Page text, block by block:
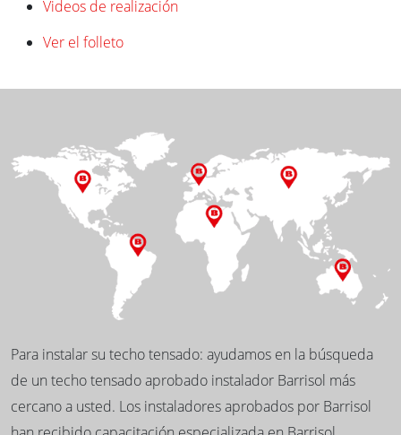
Videos de realización
Ver el folleto
Para instalar su techo tensado: ayudamos en la búsqueda
de un techo tensado aprobado instalador Barrisol más
cercano a usted. Los instaladores aprobados por Barrisol